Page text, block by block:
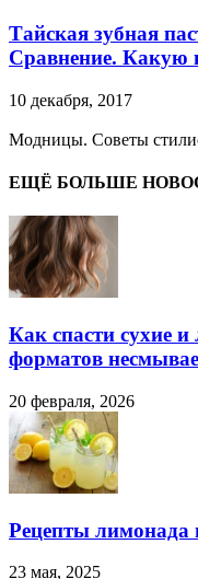
Тайская зубная
Сравнение. Какую
10 декабря, 2017
Модницы. Советы
ЕЩЁ БОЛЬШЕ
Как спасти сухие
форматов
20 февраля, 2026
Рецепты лимонада
23 мая, 2025